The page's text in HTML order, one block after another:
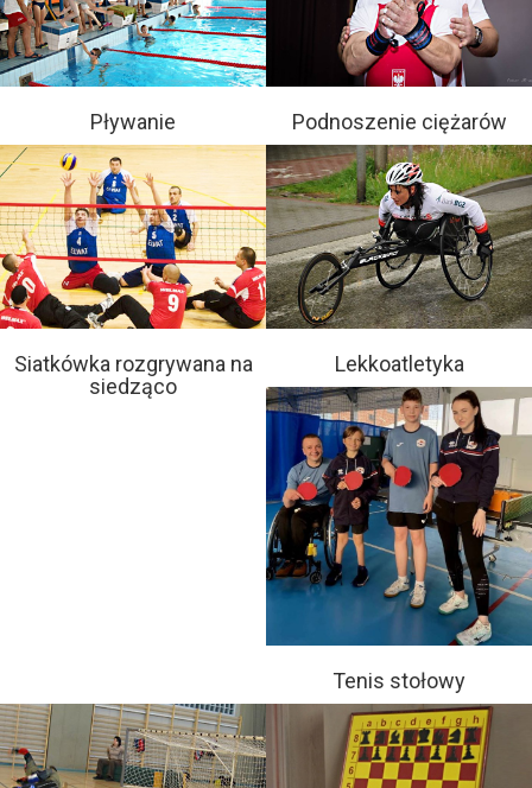
Pływanie Podnoszenie ciężarów
Siatkówka rozgrywana na
siedząco
Lekkoatletyka
Tenis stołowy